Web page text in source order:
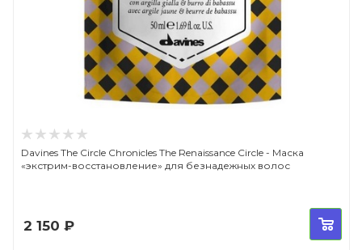
Davines The Circle Chronicles The Renaissance Circle - Маска
«экстрим-восстановление» для безнадежных волос
2 150 ₽